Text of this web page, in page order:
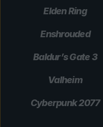
Elden Ring
Enshrouded
Baldur’s Gate 3
Valheim
Cyberpunk 2077